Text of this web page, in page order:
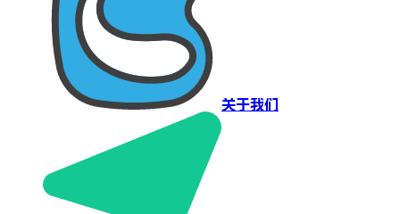
关于我们